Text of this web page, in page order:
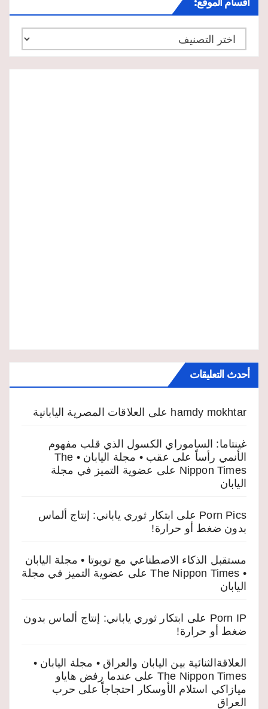
أقسام
الموقع:
أحدث التعليقات
hamdy mokhtar على العلاقات المصرية اليابانية
غينتاما: الساموراي الكسول الذي قلب مفهوم
الأنمي رأساً على عقب • مجلة اليابان • The
Nippon Times على عضوية التميز في مجلة
اليابان
Porn Pics على ابتكار ثوري ياباني: إنتاج ألماس
بدون ضغط أو حرارة!
مستقبل الذكاء الاصطناعي مع تويوتا • مجلة اليابان
• The Nippon Times
على عضوية التميز في مجلة
اليابان
Porn IP على
ابتكار ثوري ياباني: إنتاج ألماس بدون
ضغط أو حرارة!
العلاقةالثنائية بين اليابان والعراق • مجلة اليابان •
The Nippon Times على عندما رفض هاياو
ميازاكي استلام الأوسكار احتجاجاً على حرب
العراق